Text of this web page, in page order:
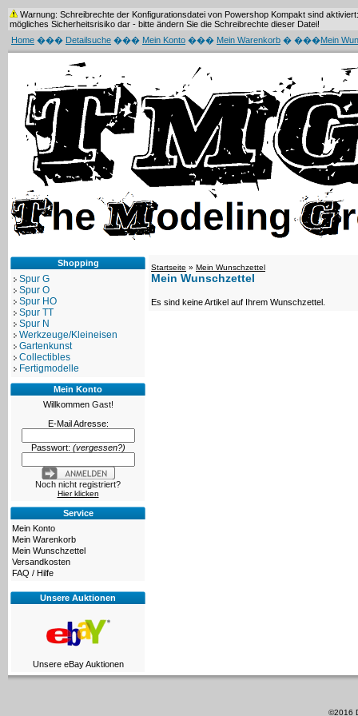
Warnung: Schreibrechte der Konfigurationsdatei von Powershop Kompakt sind
mögliches Sicherheitsrisiko dar - bitte ändern Sie die Schreibrechte dieser Datei!
Home ��� Detailsuche ��� Mein Konto ��� Mein Warenkorb � ���Mein
Shopping
Spur G
Spur O
Spur HO
Spur TT
Spur N
Werkzeuge/Kleineisen
Gartenkunst
Collectibles
Fertigmodelle
Mein Konto
Willkommen Gast!
E-Mail Adresse:
Passwort: (vergessen?)
Noch nicht registriert?
Hier klicken
Service
Mein Konto
Mein Warenkorb
Mein Wunschzettel
Versandkosten
FAQ / Hilfe
Unsere Auktionen
Unsere eBay Auktionen
Startseite » Mein Wunschzettel
Mein Wunschzettel
Es sind keine Artikel auf Ihrem Wunschzettel.
©2016